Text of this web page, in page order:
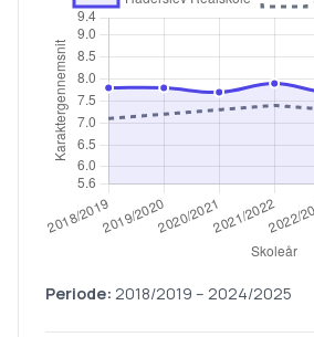
Periode: 2018/2019 – 2024/2025